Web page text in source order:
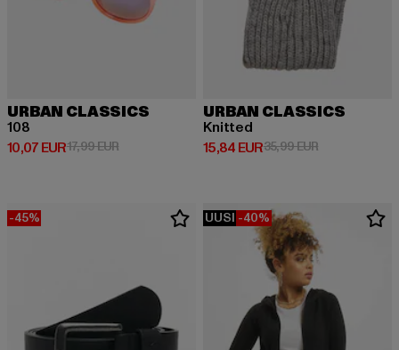
URBAN CLASSICS
108
10,07 EUR
Ajankohtainen hinta: 10,07 EUR
17,99 EURKampanjahinta: 17,99 EUR
URBAN CLASSICS
Knitted
15,84 EUR
Ajankohtainen hinta: 15,84 EUR
35,99 EUR
-45% UUSI -40%